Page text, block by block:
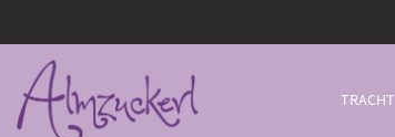
TRACHT